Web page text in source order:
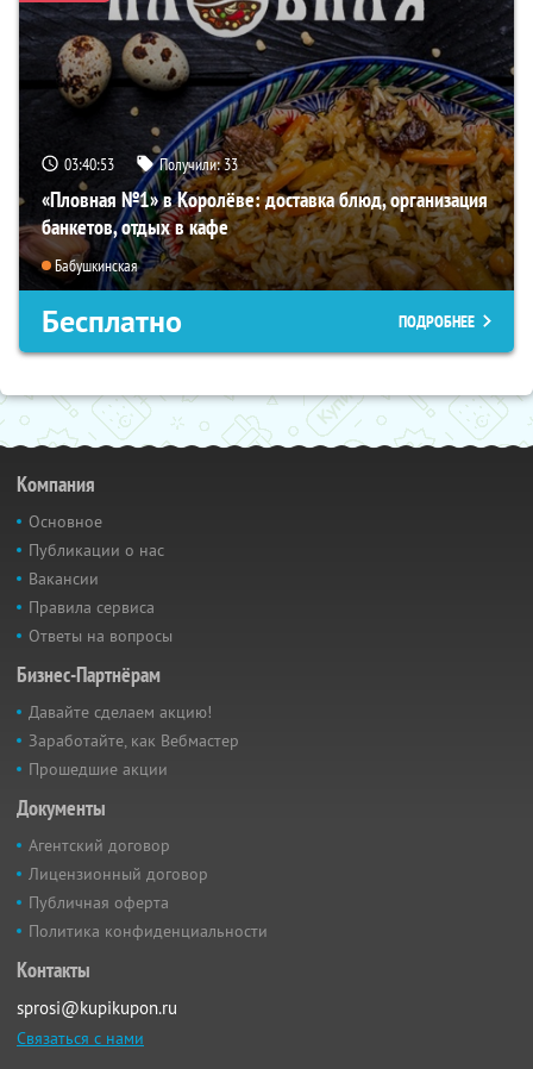
03:40:52 Получили:33
«Пловная №1» в Королёве: доставка блюд, организация
банкетов, отдых в кафе
Бабушкинская
Бесплатно ПОДРОБНЕЕ
Компания
Основное
Публикации о нас
Вакансии
Правила сервиса
Ответы на вопросы
Бизнес-Партнёрам
Давайте сделаем акцию!
Заработайте, как Вебмастер
Прошедшие акции
Документы
Агентский договор
Лицензионный договор
Публичная оферта
Политика конфиденциальности
Контакты
sprosi@kupikupon.ru
Связаться с нами